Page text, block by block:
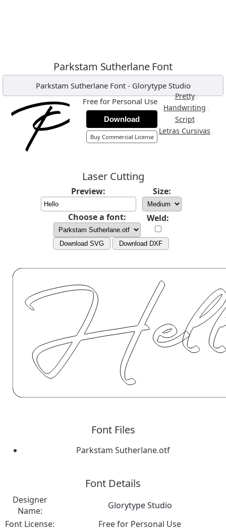
Parkstam Sutherlane Font
Parkstam Sutherlane Font- Glorytype Studio
Pretty,
Handwriting ,
Script ,
Letras Cursivas ,
Free for Personal Use
Download
Buy Commercial License
Laser Cutting
Preview: Size:
Choose a font: Weld:
Download SVG Download DXF
Font Files
Parkstam Sutherlane.otf
Font Details
Designer
Name:
Glorytype Studio
Font License:
Free for Personal Use